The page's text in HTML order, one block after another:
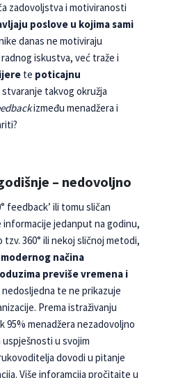
zadovoljstva i motivi­ranosti
poslove u kojima sami
danas ne motiviraju
isku­stva, već traže i
te po­ticajnu
stvaranje takvog okružja
između menadžera i
– nedovoljno
feedback’ ili tomu sličan
jedanput na godinu,
360° ili nekoj sličnoj metodi,
načina
oduzima previše vremena i
te ne prika­zuje
Prema istraživanju
95% me­nadžera nezadovoljno
u svojim
dovodi u pitanje
Više inforamcija pročitajte u